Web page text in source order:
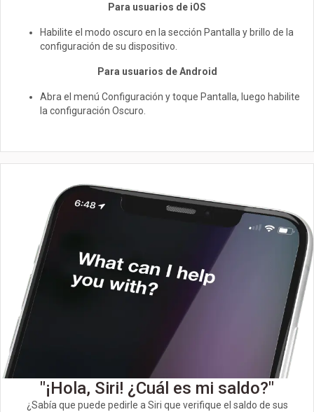
Para usuarios de iOS
Habilite el modo oscuro en la sección Pantalla y brillo de la
configuración de su dispositivo.
Para usuarios de Android
Abra el menú Configuración y toque Pantalla, luego habilite
la configuración Oscuro.
"¡Hola, Siri! ¿Cuál es mi saldo?"
¿Sabía que puede pedirle a Siri que verifique el saldo de sus